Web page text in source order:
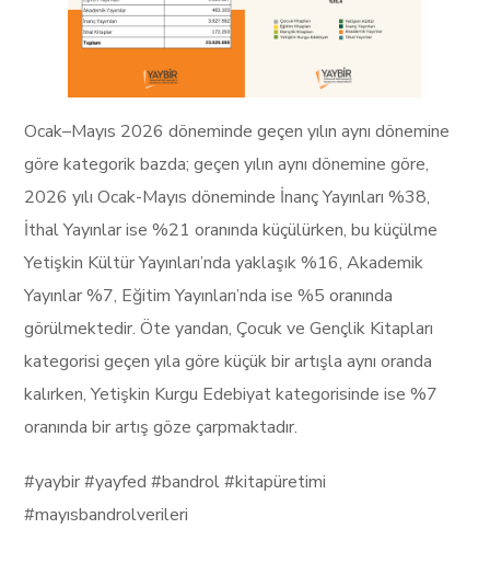
Ocak–Mayıs 2026 döneminde geçen yılın aynı dönemine
göre kategorik bazda; geçen yılın aynı dönemine göre,
2026 yılı Ocak-Mayıs döneminde İnanç Yayınları %38,
İthal Yayınlar ise %21 oranında küçülürken, bu küçülme
Yetişkin Kültür Yayınları’nda yaklaşık %16, Akademik
Yayınlar %7, Eğitim Yayınları’nda ise %5 oranında
görülmektedir. Öte yandan, Çocuk ve Gençlik Kitapları
kategorisi geçen yıla göre küçük bir artışla aynı oranda
kalırken, Yetişkin Kurgu Edebiyat kategorisinde ise %7
oranında bir artış göze çarpmaktadır.
#yaybir #yayfed #bandrol #kitapüretimi
#mayısbandrolverileri